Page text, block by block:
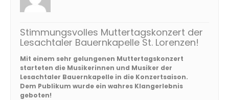
Stimmungsvolles Muttertagskonzert der
Lesachtaler Bauernkapelle St. Lorenzen!
Mit einem sehr gelungenen Muttertagskonzert
starteten die Musikerinnen und Musiker der
Lesachtaler Bauernkapelle in die Konzertsaison.
Dem Publikum wurde ein wahres Klangerlebnis
geboten!